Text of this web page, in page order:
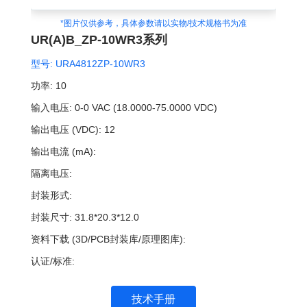
*图片仅供参考，具体参数请以实物/技术规格书为准
UR(A)B_ZP-10WR3系列
型号: URA4812ZP-10WR3
功率: 10
输入电压: 0-0 VAC (18.0000-75.0000 VDC)
输出电压 (VDC): 12
输出电流 (mA):
隔离电压:
封装形式:
封装尺寸: 31.8*20.3*12.0
资料下载 (3D/PCB封装库/原理图库):
认证/标准:
技术手册